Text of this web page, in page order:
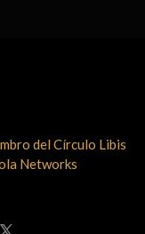
del Círculo Libis
Networks